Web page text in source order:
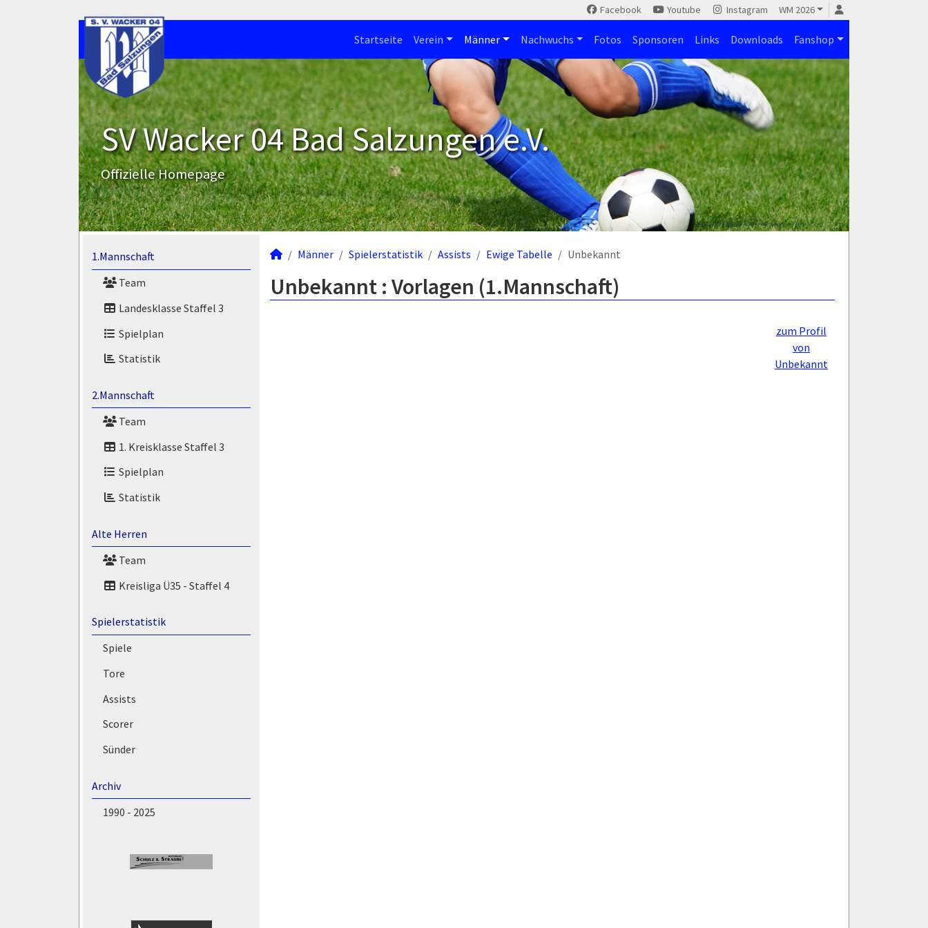
Facebook Youtube Instagram WM 2026
Startseite Verein Männer Nachwuchs Fotos Sponsoren Links Downloads Fanshop
SV Wacker 04 Bad Salzungen e.V.
Offizielle Homepage
1.Mannschaft
Team
Landesklasse Staffel 3
Spielplan
Statistik
2.Mannschaft
Team
1. Kreisklasse Staffel 3
Spielplan
Statistik
Alte Herren
Team
Kreisliga Ü35 - Staffel 4
Spielerstatistik
Spiele
Tore
Assists
Scorer
Sünder
Archiv
1990 - 2025
Männer Spielerstatistik Assists Ewige Tabelle Unbekannt
Unbekannt : Vorlagen (1.Mannschaft)
zum Profil
von
Unbekannt